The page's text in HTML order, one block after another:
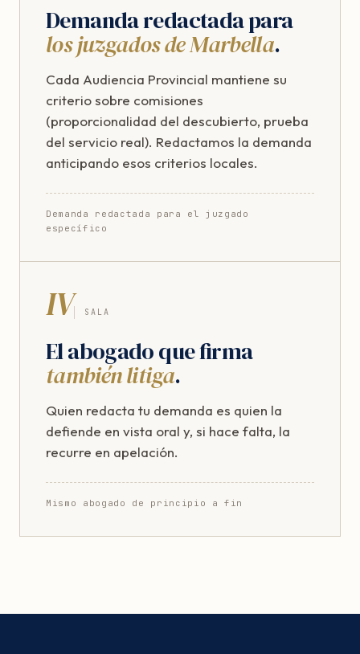
Demanda redactada para
los juzgados de Marbella.
Cada Audiencia Provincial mantiene su
criterio sobre comisiones
(proporcionalidad del descubierto, prueba
del servicio real). Redactamos la demanda
anticipando esos criterios locales.
Demanda redactada para el juzgado
específico
IV SALA
El abogado que firma
también litiga.
Quien redacta tu demanda es quien la
defiende en vista oral y, si hace falta, la
recurre en apelación.
Mismo abogado de principio a fin